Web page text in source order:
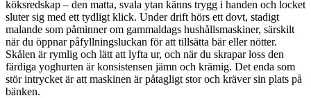
köksredskap – den matta, svala ytan känns trygg i handen och locket
sluter sig med ett tydligt klick. Under drift hörs ett dovt, stadigt
malande som påminner om gammaldags hushållsmaskiner, särskilt
när du öppnar påfyllningsluckan för att tillsätta bär eller nötter.
Skålen är rymlig och lätt att lyfta ur, och när du skrapar loss den
färdiga yoghurten är konsistensen jämn och krämig. Det enda som
stör intrycket är att maskinen är påtagligt stor och kräver sin plats på
bänken.